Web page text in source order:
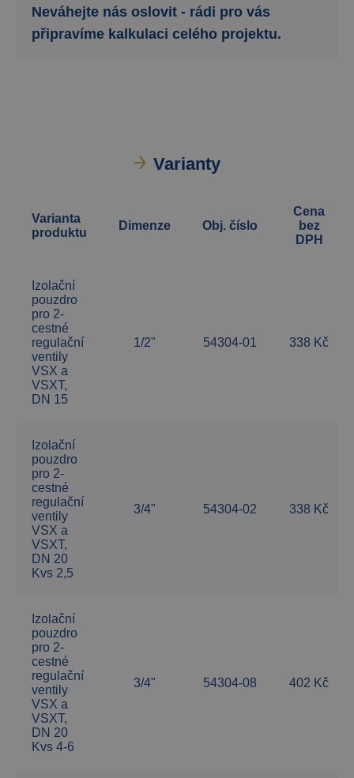
Neváhejte nás oslovit - rádi pro vás
připravíme kalkulaci celého projektu.
Varianty
Varianta
produktu
Dimenze Obj. číslo
Cena
bez
DPH
Izolační
pouzdro
pro 2-
cestné
regulační
ventily
VSX a
VSXT,
DN 15
1/2" 54304-01 338 Kč
Izolační
pouzdro
pro 2-
cestné
regulační
ventily
VSX a
VSXT,
DN 20
Kvs 2,5
3/4" 54304-02 338 Kč
Izolační
pouzdro
pro 2-
cestné
regulační
ventily
VSX a
VSXT,
DN 20
Kvs 4-6
3/4" 54304-08 402 Kč